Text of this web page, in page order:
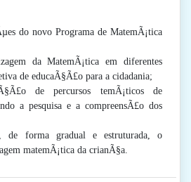
do novo Programa de MatemÃ¡tica
da MatemÃ¡tica em diferentes
de educaÃ§Ã£o para a cidadania;
de percursos temÃ¡ticos de
a pesquisa e a compreensÃ£o dos
de forma gradual e estruturada, o
matemÃ¡tica da crianÃ§a.